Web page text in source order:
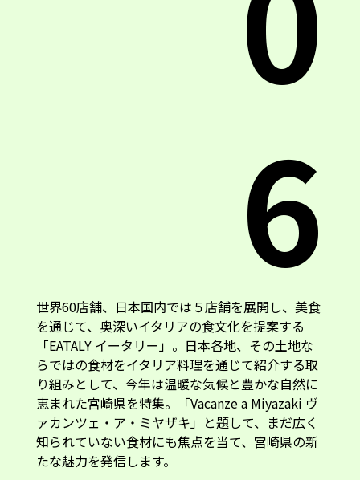
6
世界60店舗、日本国内では５店舗を展開し、美食
を通じて、奥深いイタリアの食文化を提案する
「EATALY イータリー」。日本各地、その土地な
らではの食材をイタリア料理を通じて紹介する取
り組みとして、今年は温暖な気候と豊かな自然に
恵まれた宮崎県を特集。「Vacanze a Miyazaki ヴ
ァカンツェ・ア・ミヤザキ」と題して、まだ広く
知られていない食材にも焦点を当て、宮崎県の新
たな魅力を発信します。